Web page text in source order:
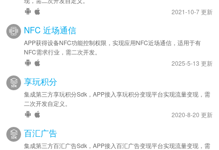
2021-10-7 更新
NFC 近场通信
APP获得设备NFC功能控制权限，实现应用NFC近场通信，适用于有
NFC需求行业，需二次开发。
2025-5-13 更新
享玩积分
集成第三方享玩积分Sdk，APP接入享玩积分变现平台实现流量变现，需
二次开发自定义。
2020-8-20 更新
百汇广告
集成第三方百汇广告Sdk，APP接入百汇广告变现平台实现流量变现，需